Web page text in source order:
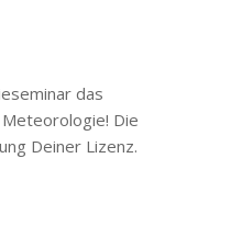
das
Die
Deiner Lizenz.